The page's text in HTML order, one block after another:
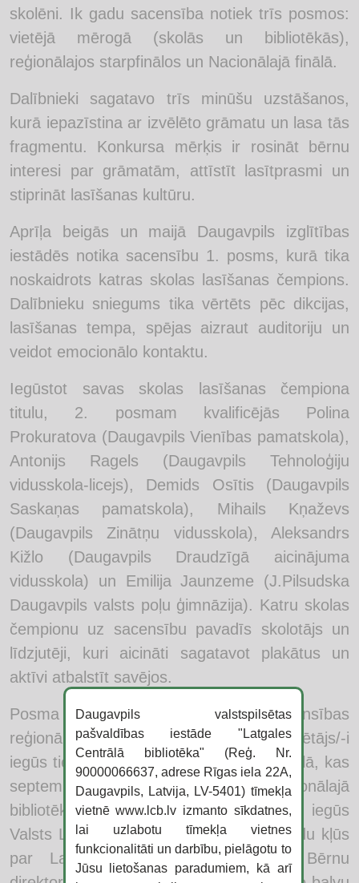
skolēni. Ik gadu sacensība notiek trīs posmos:
vietējā mērogā (skolās un bibliotēkās),
reģionālajos starpfinālos un Nacionālajā finālā.
Dalībnieki sagatavo trīs minūšu uzstāšanos,
kurā iepazīstina ar izvēlēto grāmatu un lasa tās
fragmentu. Konkursa mērķis ir rosināt bērnu
interesi par grāmatām, attīstīt lasītprasmi un
stiprināt lasīšanas kultūru.
Aprīļa beigās un maijā Daugavpils izglītības
iestādēs notika sacensību 1. posms, kurā tika
noskaidrots katras skolas lasīšanas čempions.
Dalībnieku sniegums tika vērtēts pēc dikcijas,
lasīšanas tempa, spējas aizraut auditoriju un
veidot emocionālo kontaktu.
Iegūstot savas skolas lasīšanas čempiona
titulu, 2. posmam kvalificējās Polina
Prokuratova (Daugavpils Vienības pamatskola),
Antonijs Ragels (Daugavpils Tehnoloģiju
vidusskola-licejs), Demids Osītis (Daugavpils
Saskaņas pamatskola), Mihails Kņaževs
(Daugavpils Zinātņu vidusskola), Aleksandrs
Kižlo (Daugavpils Draudzīgā aicinājuma
vidusskola) un Emilija Jaunzeme (J.Pilsudska
Daugavpils valsts poļu ģimnāzija). Katru skolas
čempionu uz sacensību pavadīs skolotājs un
līdzjutēji, kuri aicināti sagatavot plakātus un
aktīvi atbalstīt savējos.
Posma uzvarētājs turpinās sacensības
reģionālajā starpfinālā, savukārt tā uzvarētājs/-i
iegūs tiesības piedalīties Nacionālajā finālā, kas
septembrī norisināsies Latvijas Nacionālajā
bibliotēkā. Nacionālā fināla uzvarētājs iegūs
Valsts Lasīšanas čempiona titulu, uz gadu kļūs
par Latvijas Nacionālās bibliotēkas Bērnu
Daugavpils valstspilsētas
pašvaldības iestāde "Latgales
Centrālā bibliotēka" (Reģ. Nr.
90000066637, adrese Rīgas iela 22A,
Daugavpils, Latvija, LV-5401) tīmekļa
vietnē www.lcb.lv izmanto sīkdatnes,
lai uzlabotu tīmekļa vietnes
funkcionalitāti un darbību, pielāgotu to
Jūsu lietošanas paradumiem, kā arī